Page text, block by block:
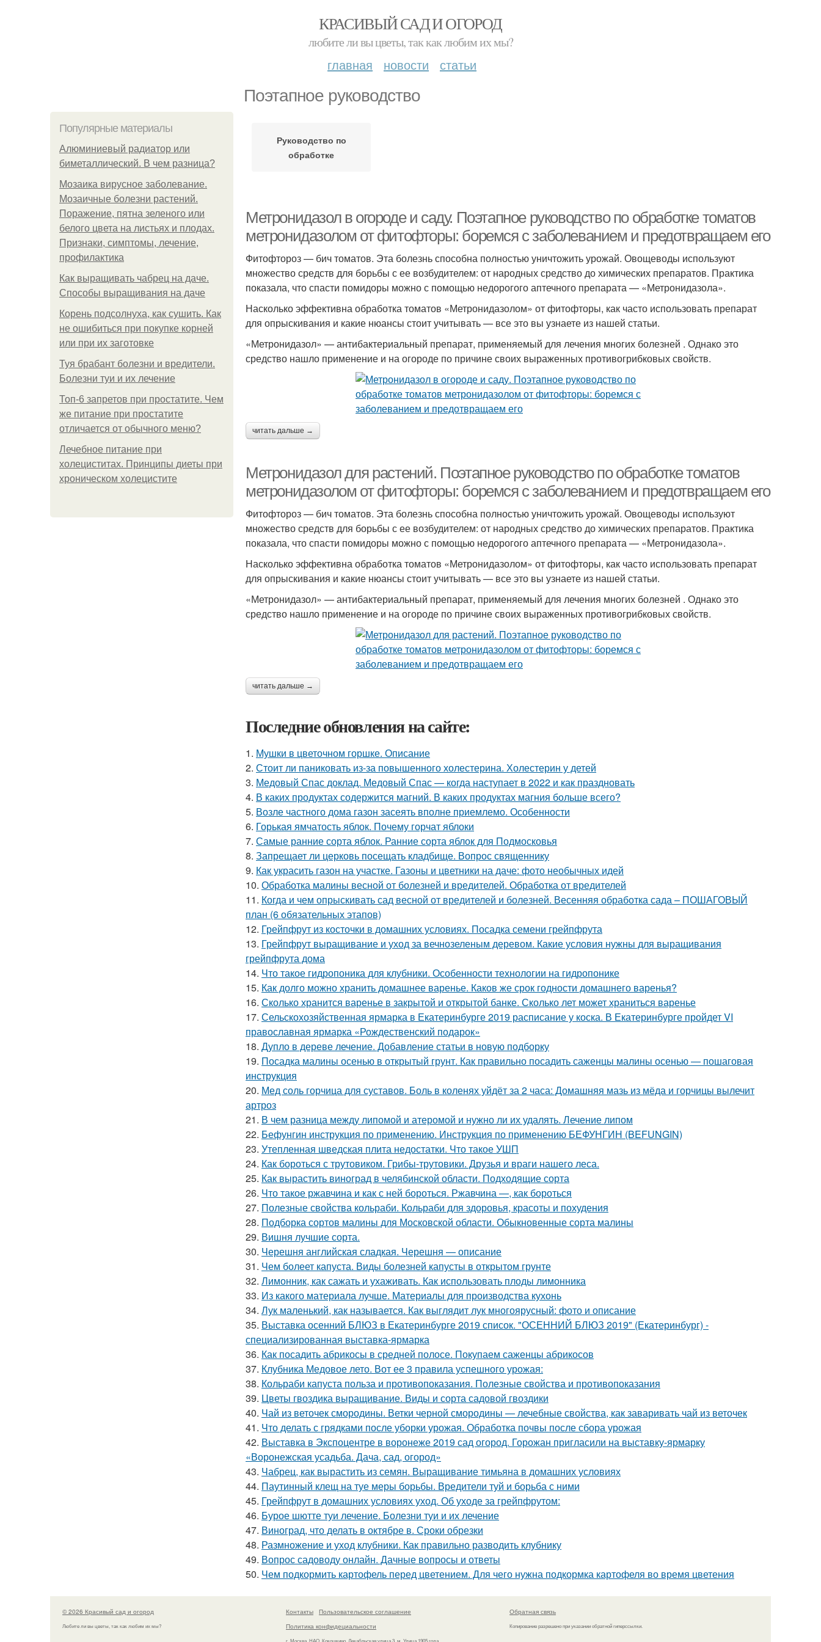
КРАСИВЫЙ САД И ОГОРОД
любите ли вы цветы, так как любим их мы?
главная новости статьи
Поэтапное руководство
Популярные материалы
Алюминиевый радиатор или
биметаллический. В чем разница?
Мозаика вирусное заболевание.
Мозаичные болезни растений.
Поражение, пятна зеленого или
белого цвета на листьях и плодах.
Признаки, симптомы, лечение,
профилактика
Как выращивать чабрец на даче.
Способы выращивания на даче
Корень подсолнуха, как сушить. Как
не ошибиться при покупке корней
или при их заготовке
Туя брабант болезни и вредители.
Болезни туи и их лечение
Топ-6 запретов при простатите. Чем
же питание при простатите
отличается от обычного меню?
Лечебное питание при
холециститах. Принципы диеты при
хроническом холецистите
Руководство по
обработке
Метронидазол в огороде и саду. Поэтапное руководство по обработке томатов
метронидазолом от фитофторы: боремся с заболеванием и предотвращаем его
Фитофтороз — бич томатов. Эта болезнь способна полностью уничтожить урожай. Овощеводы используют
множество средств для борьбы с ее возбудителем: от народных средство до химических препаратов. Практика
показала, что спасти помидоры можно с помощью недорогого аптечного препарата — «Метронидазола».
Насколько эффективна обработка томатов «Метронидазолом» от фитофторы, как часто использовать препарат
для опрыскивания и какие нюансы стоит учитывать — все это вы узнаете из нашей статьи.
«Метронидазол» — антибактериальный препарат, применяемый для лечения многих болезней . Однако это
средство нашло применение и на огороде по причине своих выраженных противогрибковых свойств.
читать дальше →
Метронидазол для растений. Поэтапное руководство по обработке томатов
метронидазолом от фитофторы: боремся с заболеванием и предотвращаем его
Фитофтороз — бич томатов. Эта болезнь способна полностью уничтожить урожай. Овощеводы используют
множество средств для борьбы с ее возбудителем: от народных средство до химических препаратов. Практика
показала, что спасти помидоры можно с помощью недорогого аптечного препарата — «Метронидазола».
Насколько эффективна обработка томатов «Метронидазолом» от фитофторы, как часто использовать препарат
для опрыскивания и какие нюансы стоит учитывать — все это вы узнаете из нашей статьи.
«Метронидазол» — антибактериальный препарат, применяемый для лечения многих болезней . Однако это
средство нашло применение и на огороде по причине своих выраженных противогрибковых свойств.
читать дальше →
Последние обновления на сайте:
1. Мушки в цветочном горшке. Описание
2. Стоит ли паниковать из-за повышенного холестерина. Холестерин у детей
3. Медовый Спас доклад. Медовый Спас — когда наступает в 2022 и как праздновать
4. В каких продуктах содержится магний. В каких продуктах магния больше всего?
5. Возле частного дома газон засеять вполне приемлемо. Особенности
6. Горькая ямчатость яблок. Почему горчат яблоки
7. Самые ранние сорта яблок. Ранние сорта яблок для Подмосковья
8. Запрещает ли церковь посещать кладбище. Вопрос священнику
9. Как украсить газон на участке. Газоны и цветники на даче: фото необычных идей
10. Обработка малины весной от болезней и вредителей. Обработка от вредителей
11. Когда и чем опрыскивать сад весной от вредителей и болезней. Весенняя обработка сада – ПОШАГОВЫЙ
план (6 обязательных этапов)
12. Грейпфрут из косточки в домашних условиях. Посадка семени грейпфрута
13. Грейпфрут выращивание и уход за вечнозеленым деревом. Какие условия нужны для выращивания
грейпфрута дома
14. Что такое гидропоника для клубники. Особенности технологии на гидропонике
15. Как долго можно хранить домашнее варенье. Каков же срок годности домашнего варенья?
16. Сколько хранится варенье в закрытой и открытой банке. Сколько лет может храниться варенье
17. Сельскохозяйственная ярмарка в Екатеринбурге 2019 расписание у коска. В Екатеринбурге пройдет VI
православная ярмарка «Рождественский подарок»
18. Дупло в дереве лечение. Добавление статьи в новую подборку
19. Посадка малины осенью в открытый грунт. Как правильно посадить саженцы малины осенью — пошаговая
инструкция
20. Мед соль горчица для суставов. Боль в коленях уйдёт за 2 часа: Домашняя мазь из мёда и горчицы вылечит
артроз
21. В чем разница между липомой и атеромой и нужно ли их удалять. Лечение липом
22. Бефунгин инструкция по применению. Инструкция по применению БЕФУНГИН (BEFUNGIN)
23. Утепленная шведская плита недостатки. Что такое УШП
24. Как бороться с трутовиком. Грибы-трутовики. Друзья и враги нашего леса.
25. Как вырастить виноград в челябинской области. Подходящие сорта
26. Что такое ржавчина и как с ней бороться. Ржавчина —, как бороться
27. Полезные свойства кольраби. Кольраби для здоровья, красоты и похудения
28. Подборка сортов малины для Московской области. Обыкновенные сорта малины
29. Вишня лучшие сорта.
30. Черешня английская сладкая. Черешня — описание
31. Чем болеет капуста. Виды болезней капусты в открытом грунте
32. Лимонник, как сажать и ухаживать. Как использовать плоды лимонника
33. Из какого материала лучше. Материалы для производства кухонь
34. Лук маленький, как называется. Как выглядит лук многоярусный: фото и описание
35. Выставка осенний БЛЮЗ в Екатеринбурге 2019 список. "ОСЕННИЙ БЛЮЗ 2019" (Екатеринбург) -
специализированная выставка-ярмарка
36. Как посадить абрикосы в средней полосе. Покупаем саженцы абрикосов
37. Клубника Медовое лето. Вот ее 3 правила успешного урожая:
38. Кольраби капуста польза и противопоказания. Полезные свойства и противопоказания
39. Цветы гвоздика выращивание. Виды и сорта садовой гвоздики
40. Чай из веточек смородины. Ветки черной смородины — лечебные свойства, как заваривать чай из веточек
41. Что делать с грядками после уборки урожая. Обработка почвы после сбора урожая
42. Выставка в Экспоцентре в воронеже 2019 сад огород. Горожан пригласили на выставку-ярмарку
«Воронежская усадьба. Дача, сад, огород»
43. Чабрец, как вырастить из семян. Выращивание тимьяна в домашних условиях
44. Паутинный клещ на туе меры борьбы. Вредители туй и борьба с ними
45. Грейпфрут в домашних условиях уход. Об уходе за грейпфрутом:
46. Бурое шютте туи лечение. Болезни туи и их лечение
47. Виноград, что делать в октябре в. Сроки обрезки
48. Размножение и уход клубники. Как правильно разводить клубнику
49. Вопрос садоводу онлайн. Дачные вопросы и ответы
50. Чем подкормить картофель перед цветением. Для чего нужна подкормка картофеля во время цветения
© 2026 Красивый сад и огород
Любите ли вы цветы, так как любим их мы?
Контакты
Пользовательское соглашение
Политика конфидециальности
г. Москва, НАО, Кокошкино, Декабрьская улица 3, м. Улица 1905 года
Обратная связь
Копирование разрешено при указании обратной гиперссылки.